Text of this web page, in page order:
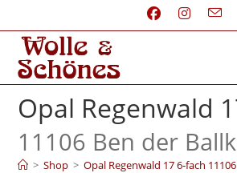
Opal Regenwald
11106 Ben der
> Shop > Opal Regenwald 17 6‑fach